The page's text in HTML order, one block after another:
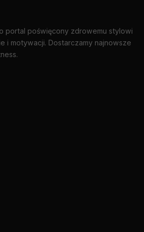
portal poświęcony zdrowemu stylowi
i motywacji. Dostarczamy najnowsze